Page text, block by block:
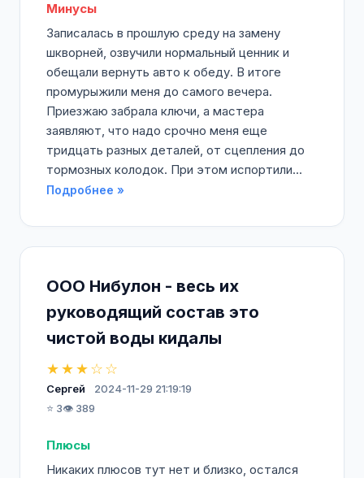
Минусы
Записалась в прошлую среду на замену
шкворней, озвучили нормальный ценник и
обещали вернуть авто к обеду. В итоге
промурыжили меня до самого вечера.
Приезжаю забрала ключи, а мастера
заявляют, что надо срочно меня еще
тридцать разных деталей, от сцепления до
тормозных колодок. При этом испортили...
Подробнее »
ООО Нибулон - весь их
руководящий состав это
чистой воды кидалы
★★★☆☆
Сергей
2024-11-29 21:19:19
⭐ 3👁️ 389
Плюсы
Никаких плюсов тут нет и близко, остался